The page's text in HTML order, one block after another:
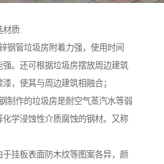
材质:
钢管垃圾房附着力强，使用时间
。还可根据垃圾房摆放周边建筑
，使其与周边建筑相融合；
制作的垃圾房是耐空气蒸汽水等弱
化学浸蚀性介质腐蚀的钢材。又称
于挂板表面防木纹等图案各异，颜